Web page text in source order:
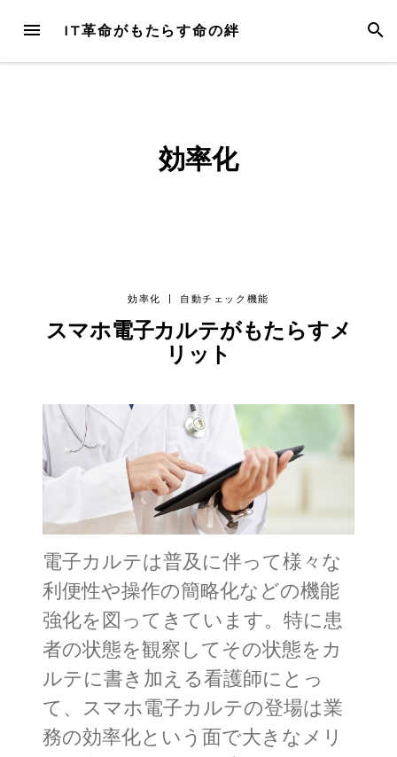
content
MENU IT革命がもたらす命の絆
効率化
効率化 自動チェック機能
スマホ電子カルテがもたらすメ
リット
電子カルテは普及に伴って様々な
利便性や操作の簡略化などの機能
強化を図ってきています。特に患
者の状態を観察してその状態をカ
ルテに書き加える看護師にとっ
て、スマホ電子カルテの登場は業
務の効率化という面で大きなメリ